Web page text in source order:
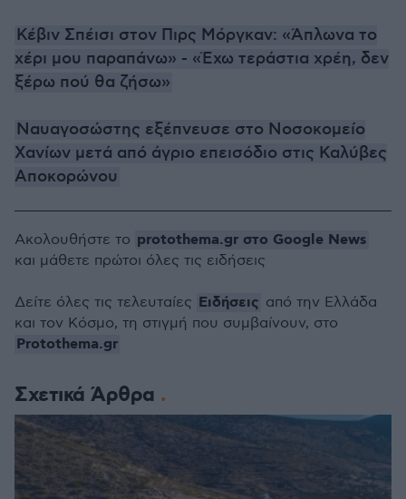
Κέβιν Σπέισι στον Πιρς Μόργκαν: «Άπλωνα το
χέρι μου παραπάνω» - «Έχω τεράστια χρέη, δεν
ξέρω πού θα ζήσω»
Ναυαγοσώστης εξέπνευσε στο Νοσοκομείο
Χανίων μετά από άγριο επεισόδιο στις Καλύβες
Αποκορώνου
Σχετικά Άρθρα
Ακολουθήστε το protothema.gr στο Google News
και μάθετε πρώτοι όλες τις ειδήσεις
Δείτε όλες τις τελευταίες Ειδήσεις από την Ελλάδα
και τον Κόσμο, τη στιγμή που συμβαίνουν, στο
Protothema.gr